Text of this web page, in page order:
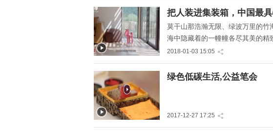
" title="把人装进集装箱，
中国最具特色的低碳设计
民宿">
把人装进集装箱，中国最
莫干山那浩瀚无限、绿波万里的
海中隐藏着的一幢幢各尽其美的
计一种有态度的生活方式。
2018-01-03 15:05
" title="绿色低碳生活,公
益笔会">
绿色低碳生活,公益笔会
2017-12-27 17:25